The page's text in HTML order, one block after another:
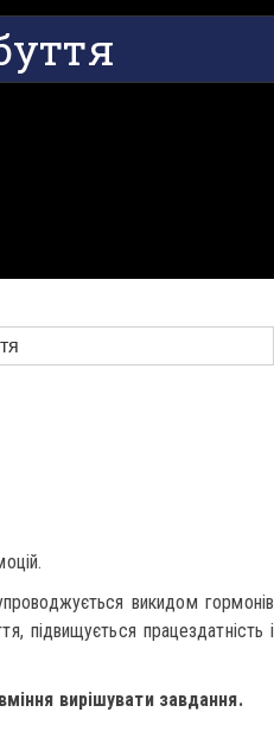
викидом гормонів
підвищується працездатність і
вирішувати завдання.